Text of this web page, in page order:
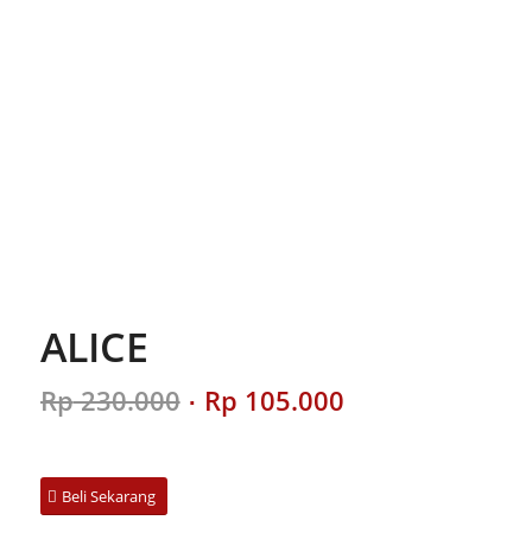
ALICE
Rp230.000 Original
price
Rp 105.000Current
Beli Sekarang